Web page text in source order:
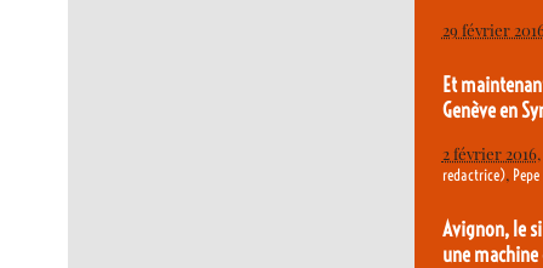
29 février
Et
Genève en
2 février 2016
redactrice),
Avignon, le
une machine